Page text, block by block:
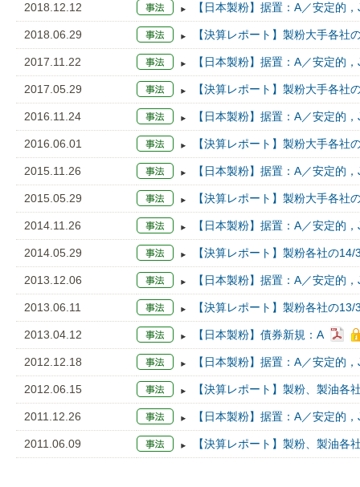
2018.12.12 【日本製粉】据置：A／安定的
2018.06.29 【決算レポート】製粉大手各社
2017.11.22 【日本製粉】据置：A／安定的
2017.05.29 【決算レポート】製粉大手各社
2016.11.24 【日本製粉】据置：A／安定的
2016.06.01 【決算レポート】製粉大手各社
2015.11.26 【日本製粉】据置：A／安定的
2015.05.29 【決算レポート】製粉大手各社
2014.11.26 【日本製粉】据置：A／安定的
2014.05.29 【決算レポート】製粉各社の
2013.12.06 【日本製粉】据置：A／安定的
2013.06.11 【決算レポート】製粉各社の
2013.04.12 【日本製粉】債券新規：A
2012.12.18 【日本製粉】据置：A／安定的
2012.06.15 【決算レポート】製粉、製油各
2011.12.26 【日本製粉】据置：A／安定的
2011.06.09 【決算レポート】製粉、製油各